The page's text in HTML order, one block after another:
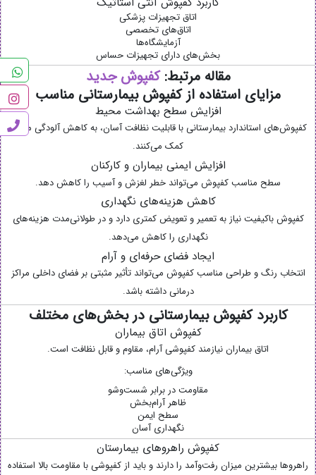
اتاق تجهیزات پزشکی
اتاق‌های تخصصی
آزمایشگاه‌ها
بخش‌های دارای تجهیزات حساس
مقاله مرتبط:کفپوش جدید
مزایای استفاده از کفپوش بیمارستانی مناسب
افزایش سطح بهداشت محیط
کفپوش‌های استاندارد بیمارستانی با قابلیت نظافت آسان، به کاهش آلودگی محیط
کمک می‌کنند.
افزایش ایمنی بیماران و کارکنان
سطح مناسب کفپوش می‌تواند خطر لغزش و آسیب را کاهش دهد.
کاهش هزینه‌های نگهداری
کفپوش باکیفیت نیاز به تعمیر و تعویض کمتری دارد و در طولانی‌مدت هزینه‌های
نگهداری را کاهش می‌دهد.
ایجاد فضای حرفه‌ای و آرام
انتخاب رنگ و طراحی مناسب کفپوش می‌تواند تأثیر مثبتی بر فضای داخلی مراکز
درمانی داشته باشد.
کاربرد کفپوش بیمارستانی در بخش‌های مختلف
کفپوش اتاق بیماران
اتاق بیماران نیازمند کفپوشی آرام، مقاوم و قابل نظافت است.
ویژگی‌های مناسب:
مقاومت در برابر شست‌وشو
ظاهر آرام‌بخش
سطح ایمن
نگهداری آسان
کفپوش راهروهای بیمارستان
راهروها بیشترین میزان رفت‌وآمد را دارند و باید از کفپوشی با مقاومت بالا استفاده